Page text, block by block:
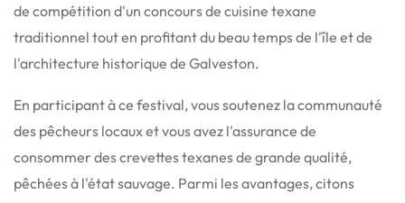
de compétition d'un concours de cuisine texane
traditionnel tout en profitant du beau temps de l'île et de
l'architecture historique de Galveston.
En participant à ce festival, vous soutenez la communauté
des pêcheurs locaux et vous avez l'assurance de
consommer des crevettes texanes de grande qualité,
pêchées à l'état sauvage. Parmi les avantages, citons